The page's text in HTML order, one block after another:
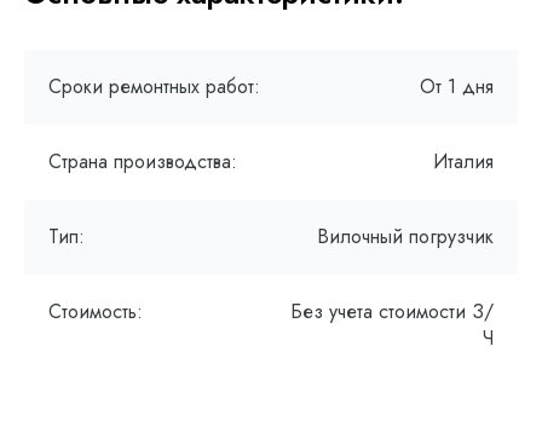
Сроки ремонтных работ: От 1 дня
Страна производства: Италия
Тип: Вилочный погрузчик
Стоимость:
Без учета стоимости З/
Ч